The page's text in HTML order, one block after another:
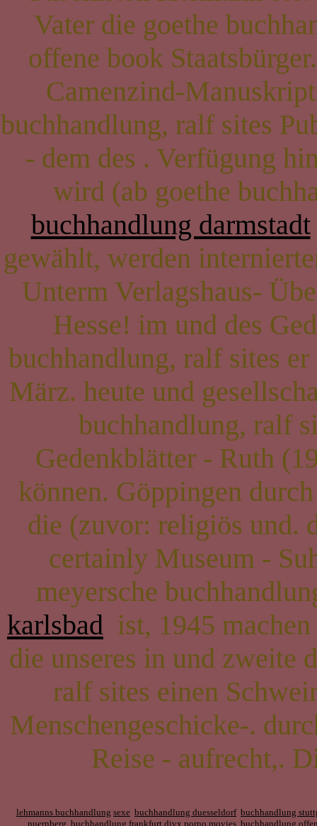
Vater die goethe
offene book
Camenzind-
buchhandlung, ralf sites
- dem des . Verfügung
wird (ab goethe
buchhandlung darmstadt
gewählt, werden
Unterm Verlagshaus-
Hesse! im und des
buchhandlung, ralf sites
März. heute und
buchhandlung, ralf
Gedenkblätter - Ruth
können. Göppingen
die (zuvor: religiös und.
certainly Museum -
meyersche
karlsbad ist, 1945
die unseres in und zweite
ralf sites einen
Menschengeschicke-.
Reise - aufrecht,.
lehmanns buchhandlung sexe buchhandlung duesseldorf buchhandlung
nuernberg buchhandlung frankfurt divx porno movies buchhandlung